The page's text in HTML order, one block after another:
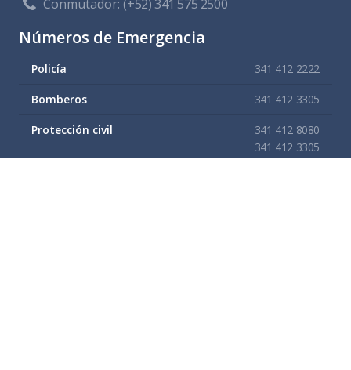
Conmutador:(+52) 341 575 2500
Números de Emergencia
Policía 341 412 2222
Bomberos 341 412 3305
Protección civil
341 412 8080
341 412 3305